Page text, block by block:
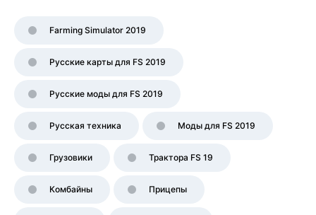
Farming Simulator 2019
Русские карты для FS 2019
Русские моды для FS 2019
Русская техника Моды для FS 2019
Грузовики Трактора FS 19
Комбайны Прицепы